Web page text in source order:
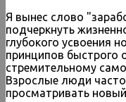
Я вынес слово
подчеркнуть
глубокого усвоения
принципов быстрого
стремительному
Взрослые люди
просматривать